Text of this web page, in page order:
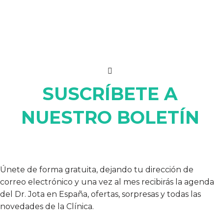
SUSCRÍBETE A
NUESTRO BOLETÍN
Únete de forma gratuita, dejando tu dirección de
correo electrónico y una vez al mes recibirás la agenda
del Dr. Jota en España, ofertas, sorpresas y todas las
novedades de la Clínica.